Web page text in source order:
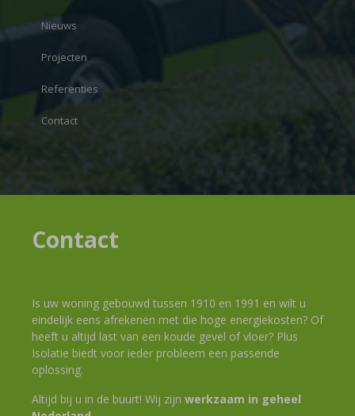
Nieuws
Projecten
Referenties
Contact
Contact
Is uw woning gebouwd tussen 1910 en 1991 en wilt u
eindelijk eens afrekenen met die hoge energiekosten? Of
heeft u altijd last van een koude gevel of vloer? Plus
Isolatie biedt voor ieder probleem een passende
oplossing.
Altijd bij u in de buurt! Wij zijn werkzaam in geheel